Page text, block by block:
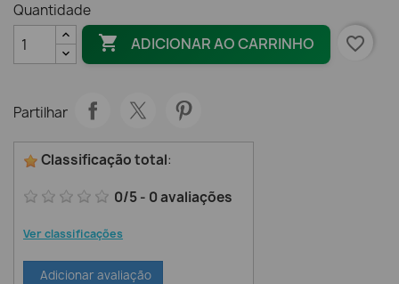
Quantidade
 ADICIONAR AO CARRINHO favorite_border
Partilhar
Classificação total:
0/5- 0avaliações
Ver classificações
Adicionar avaliação